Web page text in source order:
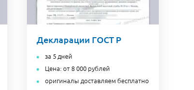
Декларации ГОСТ Р
за 5 дней
Цена: от 8 000 рублей
оригиналы доставляем бесплатно